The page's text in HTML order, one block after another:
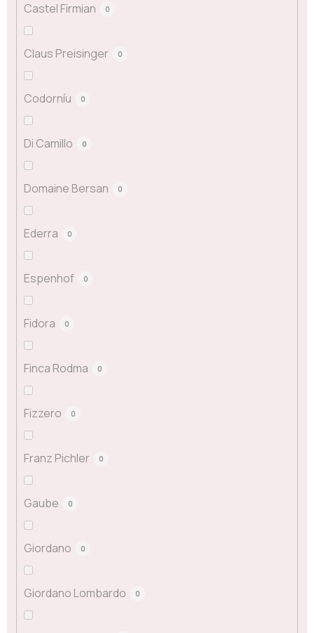
Castel Firmian 0
Claus Preisinger 0
Codorníu 0
Di Camillo 0
Domaine Bersan 0
Ederra 0
Espenhof 0
Fidora 0
Finca Rodma 0
Fizzero 0
Franz Pichler 0
Gaube 0
Giordano 0
Giordano Lombardo 0